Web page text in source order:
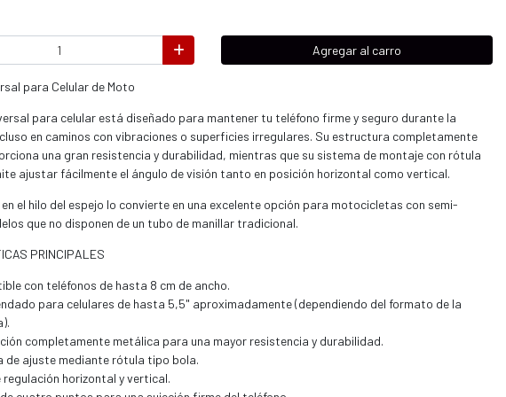
Agregar al carro
para Celular de Moto
para celular está diseñado para mantener tu teléfono firme y seguro durante la
en caminos con vibraciones o superficies irregulares. Su estructura completamente
una gran resistencia y durabilidad, mientras que su sistema de montaje con rótula
ajustar fácilmente el ángulo de visión tanto en posición horizontal como vertical.
el hilo del espejo lo convierte en una excelente opción para motocicletas con semi-
que no disponen de un tubo de manillar tradicional.
PRINCIPALES
con teléfonos de hasta 8 cm de ancho.
para celulares de hasta 5,5" aproximadamente (dependiendo del formato de la
completamente metálica para una mayor resistencia y durabilidad.
de ajuste mediante rótula tipo bola.
regulación horizontal y vertical.